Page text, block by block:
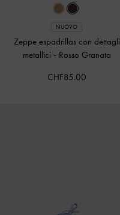
NUOVO
Zeppe espadrillas con dettagli
metallici - Rosso Granata
CHF85.00